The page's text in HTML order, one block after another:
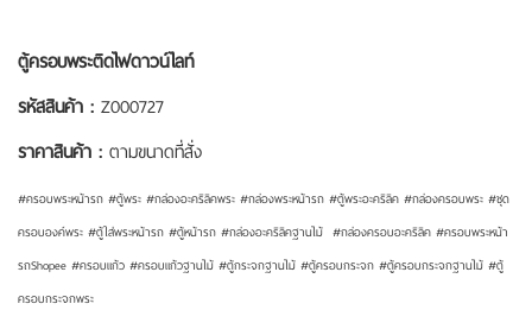
ตู้ครอบพระติดไฟดาวน์ไลท์
รหัสสินค้า : Z000727
ราคาสินค้า : ตามขนาดที่สั่ง
#ครอบพระหน้ารถ #ตู้พระ #กล่องอะคริลิคพระ #กล่องพระหน้ารถ #ตู้พระอะคริลิค #กล่องครอบพระ #ชุด
ครอบองค์พระ #ตู้ใส่พระหน้ารถ #ตู้หน้ารถ #กล่องอะคริลิคฐานไม้ #กล่องครอบอะคริลิค #ครอบพระหน้า
รถShopee #ครอบแก้ว #ครอบแก้วฐานไม้ #ตู้กระจกฐานไม้ #ตู้ครอบกระจก #ตู้ครอบกระจกฐานไม้ #ตู้
ครอบกระจกพระ